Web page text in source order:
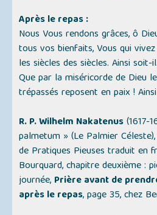
Après le repas :
Nous Vous rendons grâces, ô
tous vos bienfaits, Vous qui
les siècles des siècles. Ainsi soit-il.
Que par la miséricorde de Dieu
trépassés reposent en paix !
R. P. Wilhelm Nakatenus(1617-
palmetum » (Le Palmier Céleste)
de Pratiques Pieuses traduit en
Bourquard, chapitre deuxième :
journée, Prière avant de
après le repas, page 35, chez